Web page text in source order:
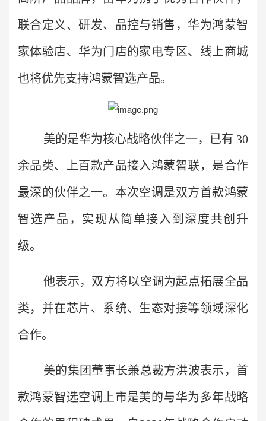
联合定义、研发、品控与销售，华为鸿蒙智
家体验店、华为门店的家电专区、线上商城
也将优先支持鸿蒙智选产品。
美的是华为核心战略伙伴之一，已有 30
余品类、上百款产品接入鸿蒙智联，是合作
最深的伙伴之一。本次空调是双方首款鸿蒙
智选产品，实现从简单接入到深度共创升
级。
他表示，双方将以空调为起点拓展全品
类，并在芯片、系统、生态对接等领域深化
合作。
美的集团董事长兼总裁方洪波表示，首
款鸿蒙智选空调上市是美的与华为多年战略